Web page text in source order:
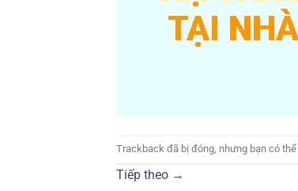
Trackback đã bị đóng, nhưng bạn có thể
Tiếp theo →